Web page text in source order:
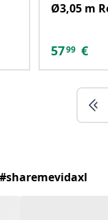
Ø3,05 m
5799 €